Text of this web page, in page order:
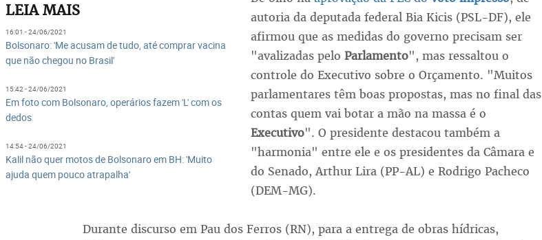
LEIA MAIS
16:01 - 24/06/2021
Bolsonaro: 'Me acusam de tudo, até comprar vacina
que não chegou no Brasil'
15:42 - 24/06/2021
Em foto com Bolsonaro, operários fazem 'L' com os
dedos
14:54 - 24/06/2021
Kalil não quer motos de Bolsonaro em BH: 'Muito
ajuda quem pouco atrapalha'
autoria da deputada federal Bia Kicis (PSL-DF), ele
afirmou que as medidas do governo precisam ser
"avalizadas pelo Parlamento", mas ressaltou o
controle do Executivo sobre o Orçamento. "Muitos
parlamentares têm boas propostas, mas no final das
contas quem vai botar a mão na massa é o
Executivo". O presidente destacou também a
"harmonia" entre ele e os presidentes da Câmara e
do Senado, Arthur Lira (PP-AL) e Rodrigo Pacheco
(DEM-MG).
Durante discurso em Pau dos Ferros (RN), para a entrega de obras hídricas,